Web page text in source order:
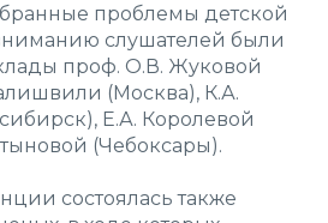
проблемы детской
слушателей были
проф. О.В. Жуковой
(Москва), К.А.
Е.А. Королевой
(Чебоксары).
состоялась также